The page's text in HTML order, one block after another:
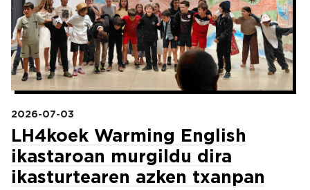
2026-07-03
LH4koek Warming English
ikastaroan murgildu dira
ikasturtearen azken txanpan